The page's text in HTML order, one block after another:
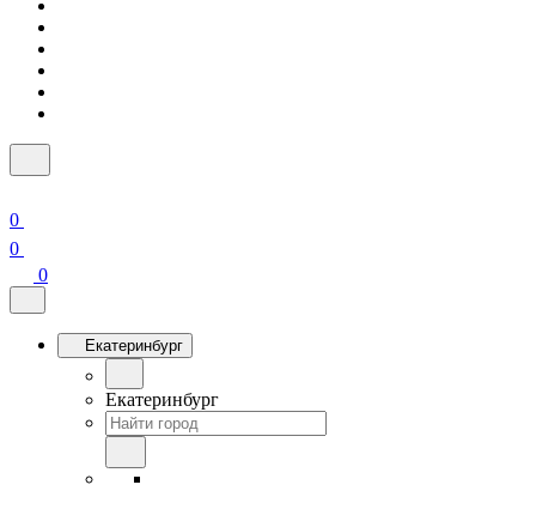
0
0
0
Екатеринбург
Екатеринбург